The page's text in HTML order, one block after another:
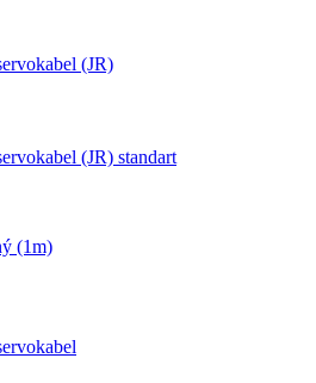
(JR)
(JR) standart
(1m)